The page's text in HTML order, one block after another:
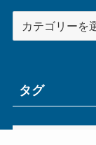
テ
ータグ